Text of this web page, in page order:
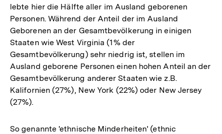
lebte hier die Hälfte aller im Ausland geborenen
Personen. Während der Anteil der im Ausland
Geborenen an der Gesamtbevölkerung in einigen
Staaten wie West Virginia (1% der
Gesamtbevölkerung) sehr niedrig ist, stellen im
Ausland geborene Personen einen hohen Anteil an der
Gesamtbevölkerung anderer Staaten wie z.B.
Kalifornien (27%), New York (22%) oder New Jersey
(27%).
So genannte 'ethnische Minderheiten' (ethnic